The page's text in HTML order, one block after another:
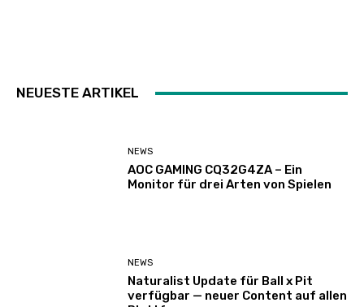
NEUESTE ARTIKEL
NEWS
AOC GAMING CQ32G4ZA – Ein
Monitor für drei Arten von Spielen
NEWS
Naturalist Update für Ball x Pit
verfügbar — neuer Content auf allen